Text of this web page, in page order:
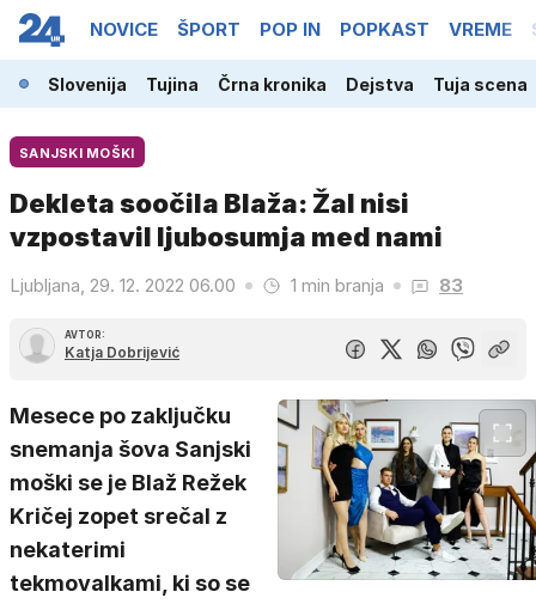
NOVICE ŠPORT POP IN POPKAST VREME
Slovenija Tujina Črna kronika Dejstva Tuja scena
SANJSKI MOŠKI
Dekleta soočila Blaža: Žal nisi
vzpostavil ljubosumja med nami
Ljubljana, 29. 12. 2022 06.00 1 min branja 83
AVTOR:
Katja Dobrijević
Mesece po zaključku
snemanja šova Sanjski
moški se je Blaž Režek
Kričej zopet srečal z
nekaterimi
tekmovalkami, ki so se